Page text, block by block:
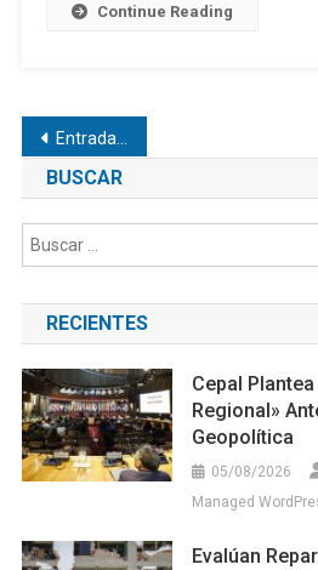
Continue Reading
Navegación
de
entradas
Entradas anteriores
BUSCAR
RECIENTES
Cepal
Regional»
Geopolítica
05/08/2026
Managed
Evalúan